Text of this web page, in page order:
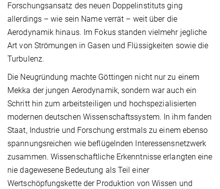
Forschungsansatz des neuen Doppelinstituts ging
allerdings – wie sein Name verrät – weit über die
Aerodynamik hinaus. Im Fokus standen vielmehr jegliche
Art von Strömungen in Gasen und Flüssigkeiten sowie die
Turbulenz.
Die Neugründung machte Göttingen nicht nur zu einem
Mekka der jungen Aerodynamik, sondern war auch ein
Schritt hin zum arbeitsteiligen und hochspezialisierten
modernen deutschen Wissenschaftssystem. In ihm fanden
Staat, Industrie und Forschung erstmals zu einem ebenso
spannungsreichen wie beflügelnden Interessensnetzwerk
zusammen. Wissenschaftliche Erkenntnisse erlangten eine
nie dagewesene Bedeutung als Teil einer
Wertschöpfungskette der Produktion von Wissen und